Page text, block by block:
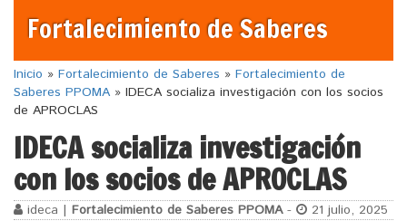
Fortalecimiento de Saberes
Inicio » Fortalecimiento de Saberes » Fortalecimiento de
Saberes PPOMA » IDECA socializa investigación con los socios
de APROCLAS
IDECA socializa investigación
con los socios de APROCLAS
ideca | Fortalecimiento de Saberes PPOMA- 21 julio, 2025